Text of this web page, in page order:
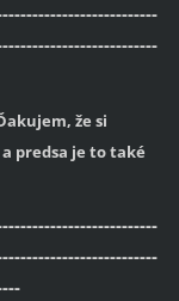
že si
predsa je to také